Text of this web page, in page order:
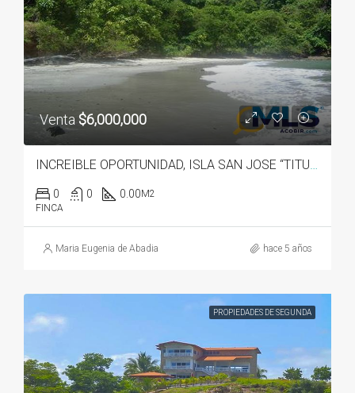
Venta $6,000,000
INCREIBLE OPORTUNIDAD, ISLA SAN JOSE “TITULADA”
0 0 0.00M2
FINCA
Maria Eugenia de Abadia hace 5 años
PROPIEDADES DE SEGUNDA